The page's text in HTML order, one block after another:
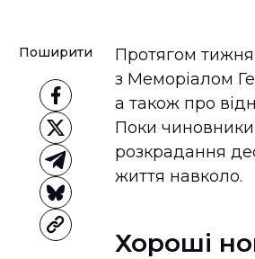
Поширити
Протягом тижня
з Меморіалом
а також про
Поки чиновники
розкрадання
життя навколо.
Хороші